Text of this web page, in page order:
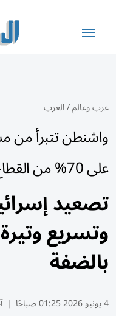
عرب وعالم/العرب
واشنطن تتبرأ من
على 70% من القطاع
تصعيد
وتسريع
بالضفة
4 يونيو 2026 01:25 صباحًا |